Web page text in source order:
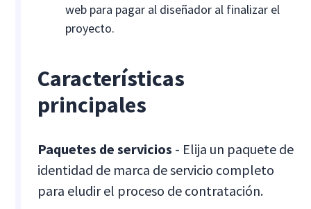
web para pagar al diseñador al finalizar el
proyecto.
Características
principales
Paquetes de servicios - Elija un paquete de
identidad de marca de servicio completo
para eludir el proceso de contratación.